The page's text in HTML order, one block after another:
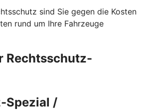
sind Sie gegen die Kosten
rund um Ihre Fahrzeuge
Rechtsschutz-
Spezial /